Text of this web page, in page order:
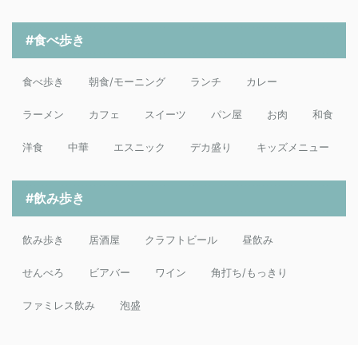
#食べ歩き
食べ歩き 朝食/モーニング ランチ カレー
ラーメン カフェ スイーツ パン屋 お肉 和食
洋食 中華 エスニック デカ盛り キッズメニュー
#飲み歩き
飲み歩き 居酒屋 クラフトビール 昼飲み
せんべろ ビアバー ワイン 角打ち/もっきり
ファミレス飲み 泡盛